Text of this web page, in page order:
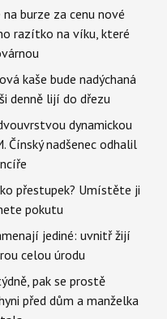
burze za cenu nové
razítko na víku, které
kaše bude nadýchaná
denně lijí do dřezu
dynamickou
Čínský nadšenec odhalil
přestupek? Umístěte ji
pokutu
jediné: uvnitř žijí
celou úrodu
pak se prostě
před dům a manželka